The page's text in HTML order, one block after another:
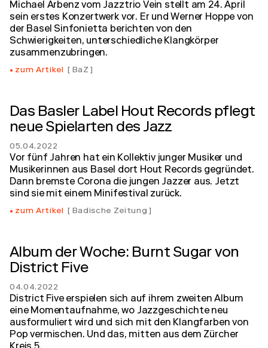
Michael Arbenz vom Jazztrio Vein stellt am 24. April
sein erstes Konzertwerk vor. Er und Werner Hoppe von
der Basel Sinfonietta berichten von den
Schwierigkeiten, unterschiedliche Klangkörper
zusammenzubringen.
zum Artikel BaZ
Das Basler Label Hout Records pflegt
neue Spielarten des Jazz
05.04.2022
Vor fünf Jahren hat ein Kollektiv junger Musiker und
Musikerinnen aus Basel dort Hout Records gegründet.
Dann bremste Corona die jungen Jazzer aus. Jetzt
sind sie mit einem Minifestival zurück.
zum Artikel Badische Zeitung
Album der Woche: Burnt Sugar von
District Five
04.04.2022
District Five erspielen sich auf ihrem zweiten Album
eine Momentaufnahme, wo Jazzgeschichte neu
ausformuliert wird und sich mit den Klangfarben von
Pop vermischen. Und das, mitten aus dem Zürcher